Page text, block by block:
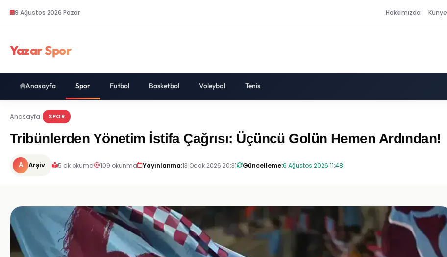
9 Ağustos 2026 Pazar Hakkımızda Künye
Yazar Spor
Anasayfa Spor Futbol Basketbol Voleybol Tenis
Anasayfa SPOR
Tribünlerden Yönetim İstifa Çağrısı: Üçüncü Golün Hemen Ardından!
A Arşiv 5 dk okuma 109 okunma Yayınlanma:13 Ocak 2026 20:31 Güncelleme:6 Ağustos 2026 11:48